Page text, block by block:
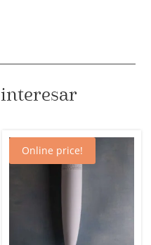
interesar
Online price!